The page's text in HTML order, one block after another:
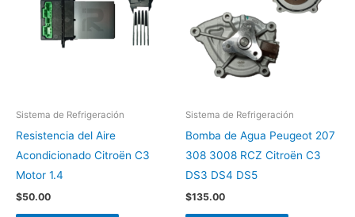
Sistema de Refrigeración
Resistencia del Aire
Acondicionado Citroën C3
Motor 1.4
$50.00
Sistema de Refrigeración
Bomba de Agua Peugeot 207
308 3008 RCZ Citroën C3
DS3 DS4 DS5
$135.00